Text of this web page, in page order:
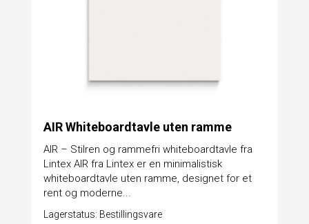
AIR Whiteboardtavle uten ramme
AIR – Stilren og rammefri whiteboardtavle fra
Lintex AIR fra Lintex er en minimalistisk
whiteboardtavle uten ramme, designet for et
rent og moderne...
Lagerstatus: Bestillingsvare